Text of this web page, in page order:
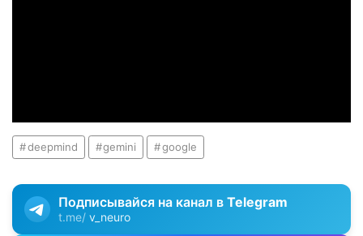
deepmind gemini google
Подписывайся на канал в Telegram
t.me/ v_neuro